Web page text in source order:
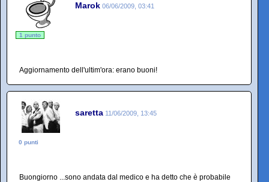
Marok 06/06/2009, 03:41
1 punto
Aggiornamento dell'ultim'ora: erano buoni!
saretta 11/06/2009, 13:45
0 punti
Buongiorno ...sono andata dal medico e ha detto che è probabile